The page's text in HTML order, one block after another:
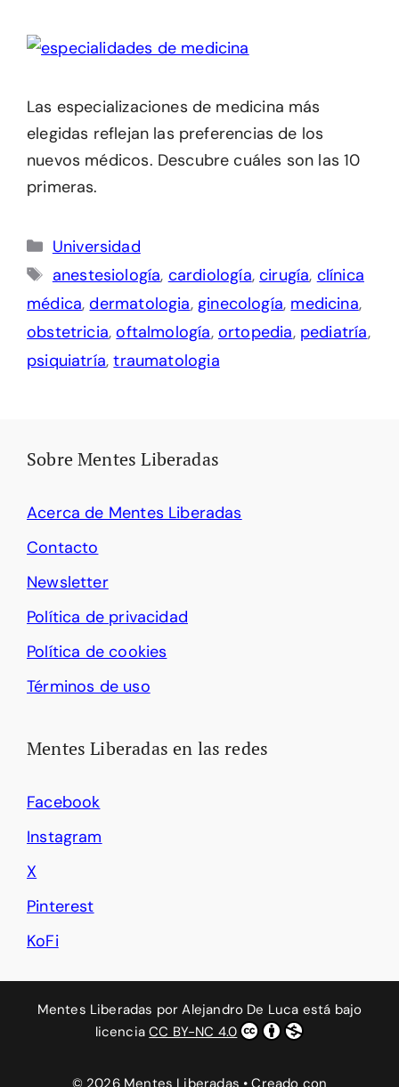
Las especializaciones de medicina más
elegidas reflejan las preferencias de los
nuevos médicos. Descubre cuáles son las 10
primeras.
Categorías
Universidad
Etiquetas
anestesiología, cardiología,cirugía, clínica
médica,dermatologia,ginecología, medicina,
obstetricia,oftalmología, ortopedia, pediatría,
psiquiatría,traumatologia
Sobre Mentes Liberadas
Acerca de Mentes Liberadas
Contacto
Newsletter
Política de privacidad
Política de cookies
Términos de uso
Mentes Liberadas en las redes
Facebook
Instagram
X
Pinterest
KoFi
Mentes Liberadas porAlejandro De Luca está bajo
licenciaCC BY-NC 4.0
© 2026 Mentes Liberadas • Creado con